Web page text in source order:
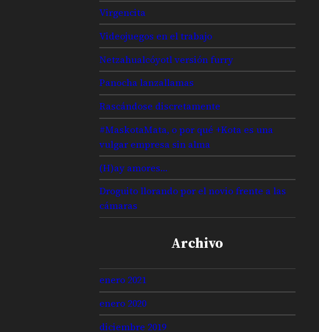
Virgencita
Videojuegos en el trabajo
Netzahualcóyotl versión furry
Panocha lanzallamas
Rascándose discretamente
#MaskotaMata, o por qué +Kota es una
vulgar empresa sin alma
(H)ay amores…
Droguito llorando por el novio frente a las
cámaras
Archivo
enero 2021
enero 2020
diciembre 2019